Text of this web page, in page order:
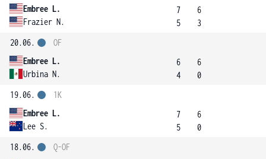
Embree L.
Frazier N.
7
5
6
3
20.06.
Embree L.
Urbina N.
OF
6
4
6
0
19.06.
Embree L.
Lee S.
1K
7
5
6
0
18.06.
Q-OF